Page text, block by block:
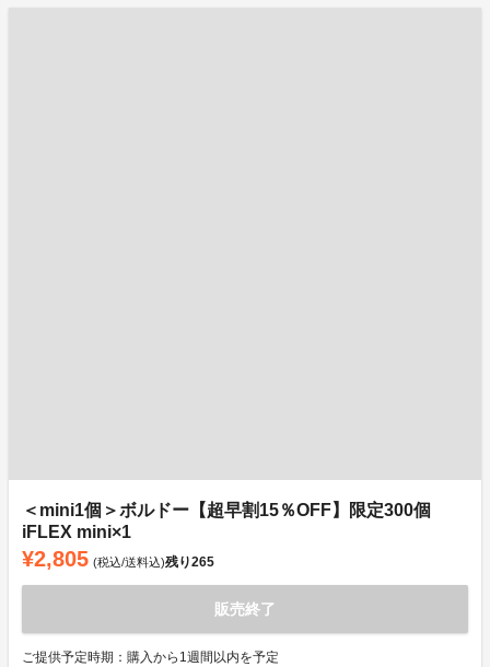
＜mini1個＞ボルドー【超早割15％OFF】限定300個
iFLEX mini×1
¥2,805 (税込/送料込)残り265
販売終了
ご提供予定時期：購入から1週間以内を予定